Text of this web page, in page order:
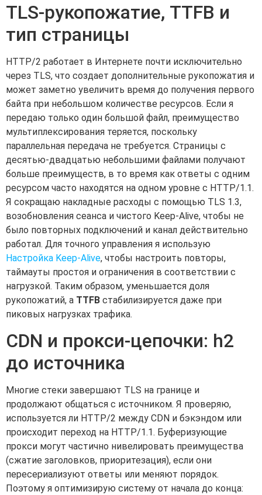
TLS-рукопожатие, TTFB и
тип страницы
HTTP/2 работает в Интернете почти исключительно
через TLS, что создает дополнительные рукопожатия и
может заметно увеличить время до получения первого
байта при небольшом количестве ресурсов. Если я
передаю только один большой файл, преимущество
мультиплексирования теряется, поскольку
параллельная передача не требуется. Страницы с
десятью-двадцатью небольшими файлами получают
больше преимуществ, в то время как ответы с одним
ресурсом часто находятся на одном уровне с HTTP/1.1.
Я сокращаю накладные расходы с помощью TLS 1.3,
возобновления сеанса и чистого Keep-Alive, чтобы не
было повторных подключений и канал действительно
работал. Для точного управления я использую
Настройка Keep-Alive, чтобы настроить повторы,
таймауты простоя и ограничения в соответствии с
нагрузкой. Таким образом, уменьшается доля
рукопожатий, а TTFB стабилизируется даже при
пиковых нагрузках трафика.
CDN и прокси-цепочки: h2
до источника
Многие стеки завершают TLS на границе и
продолжают общаться с источником. Я проверяю,
используется ли HTTP/2 между CDN и бэкэндом или
происходит переход на HTTP/1.1. Буферизующие
прокси могут частично нивелировать преимущества
(сжатие заголовков, приоритезация), если они
пересериализуют ответы или меняют порядок.
Поэтому я оптимизирую систему от начала до конца: